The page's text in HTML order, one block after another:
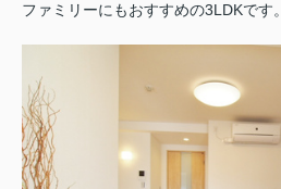
ファミリーにもおすすめの3LDKです。